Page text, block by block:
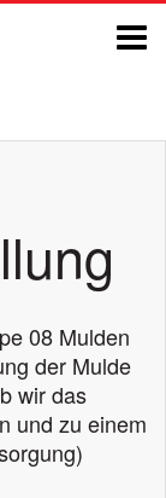
08 Mulden
der Mulde
wir das
und zu einem